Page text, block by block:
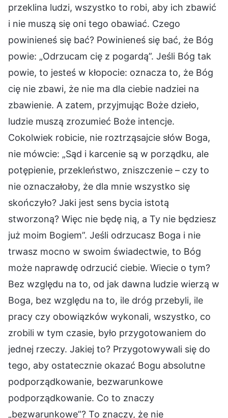
przeklina ludzi, wszystko to robi, aby ich zbawić
i nie muszą się oni tego obawiać. Czego
powinieneś się bać? Powinieneś się bać, że Bóg
powie: „Odrzucam cię z pogardą”. Jeśli Bóg tak
powie, to jesteś w kłopocie: oznacza to, że Bóg
cię nie zbawi, że nie ma dla ciebie nadziei na
zbawienie. A zatem, przyjmując Boże dzieło,
ludzie muszą zrozumieć Boże intencje.
Cokolwiek robicie, nie roztrząsajcie słów Boga,
nie mówcie: „Sąd i karcenie są w porządku, ale
potępienie, przekleństwo, zniszczenie – czy to
nie oznaczałoby, że dla mnie wszystko się
skończyło? Jaki jest sens bycia istotą
stworzoną? Więc nie będę nią, a Ty nie będziesz
już moim Bogiem”. Jeśli odrzucasz Boga i nie
trwasz mocno w swoim świadectwie, to Bóg
może naprawdę odrzucić ciebie. Wiecie o tym?
Bez względu na to, od jak dawna ludzie wierzą w
Boga, bez względu na to, ile dróg przebyli, ile
pracy czy obowiązków wykonali, wszystko, co
zrobili w tym czasie, było przygotowaniem do
jednej rzeczy. Jakiej to? Przygotowywali się do
tego, aby ostatecznie okazać Bogu absolutne
podporządkowanie, bezwarunkowe
podporządkowanie. Co to znaczy
„bezwarunkowe”? To znaczy, że nie